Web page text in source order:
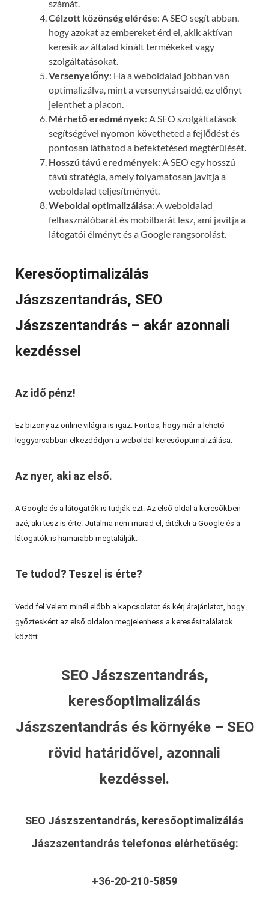
számát.
Célzott közönség elérése: A SEO segít abban,
hogy azokat az embereket érd el, akik aktívan
keresik az általad kínált termékeket vagy
szolgáltatásokat.
Versenyelőny: Ha a weboldalad jobban van
optimalizálva, mint a versenytársaidé, ez előnyt
jelenthet a piacon.
Mérhető eredmények: A SEO szolgáltatások
segítségével nyomon követheted a fejlődést és
pontosan láthatod a befektetésed megtérülését.
Hosszú távú eredmények: A SEO egy hosszú
távú stratégia, amely folyamatosan javítja a
weboldalad teljesítményét.
Weboldal optimalizálása: A weboldalad
felhasználóbarát és mobilbarát lesz, ami javítja a
látogatói élményt és a Google rangsorolást.
Keresőoptimalizálás
Jászszentandrás, SEO
Jászszentandrás – akár azonnali
kezdéssel
Az idő pénz!
Ez bizony az online világra is igaz. Fontos, hogy már a lehető
leggyorsabban elkezdődjön a weboldal keresőoptimalizálása.
Az nyer, aki az első.
A Google és a látogatók is tudják ezt. Az első oldal a keresőkben
azé, aki tesz is érte. Jutalma nem marad el, értékeli a Google és a
látogatók is hamarabb megtalálják.
Te tudod? Teszel is érte?
Vedd fel Velem minél előbb a kapcsolatot és kérj árajánlatot, hogy
győztesként az első oldalon megjelenhess a keresési találatok
között.
SEO Jászszentandrás,
keresőoptimalizálás
Jászszentandrás és környéke – SEO
rövid határidővel, azonnali
kezdéssel.
SEO Jászszentandrás, keresőoptimalizálás
Jászszentandrás telefonos elérhetőség:
+36-20-210-5859